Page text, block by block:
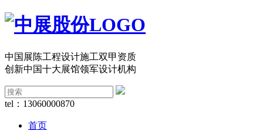
中国展陈工程设计施工双甲资质
创新中国十大展馆领军设计机构
tel：13060000870
首页